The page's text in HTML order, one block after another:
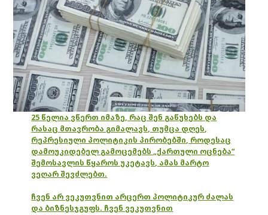
25 წელია ვწერთ იმაზე, რაც შენ გაწუხებს და
რასაც მთავრობა გიმალავს, თუმცა დღეს,
რეპრესიული პოლიტიკის პირობებში, როდესაც
დამოუკიდებელ გამოცემებს „ქართული ოცნება“
შემოსავლის წყაროს უკეტავს, ამას მარტო
ვეღარ შევძლებთ.
ჩვენ არ ვეკუთვნით არცერთ პოლიტიკურ ძალას
და ბიზნესჯგუფს. ჩვენ ვეკუთვნით